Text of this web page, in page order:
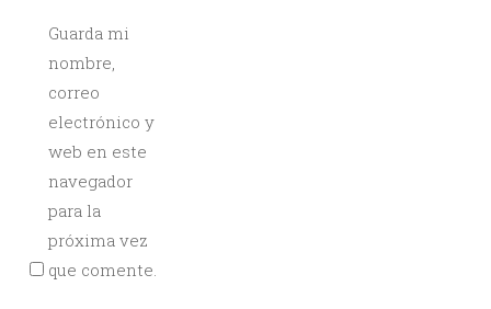
Guarda mi
nombre,
correo
electrónico y
web en este
navegador
para la
próxima vez
que comente.